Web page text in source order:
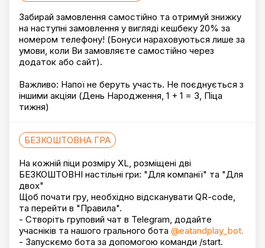
Забирай замовлення самостійно та отримуй знижку
на наступні замовлення у вигляді кешбеку 20% за
номером телефону! (Бонуси нараховуються лише за
умови, коли Ви замовляєте самостійно через
додаток або сайт).
Важливо: Напої не беруть участь. Не поєднується з
іншими акціяи (День Народження, 1 + 1 = 3, Піца
тижня)
БЕЗКОШТОВНА ГРА
На кожній піци розміру XL, розміщені дві
БЕЗКОШТОВНІ настільні гри: "Для компанії" та "Для
двох"
Щоб почати гру, необхідно відсканувати QR-code,
та перейти в "Правила".
- Створіть груповий чат в Telegram, додайте
учасніків та нашого грального бота @eatandplay_bot.
- Запускємо бота за допомогою команди /start.